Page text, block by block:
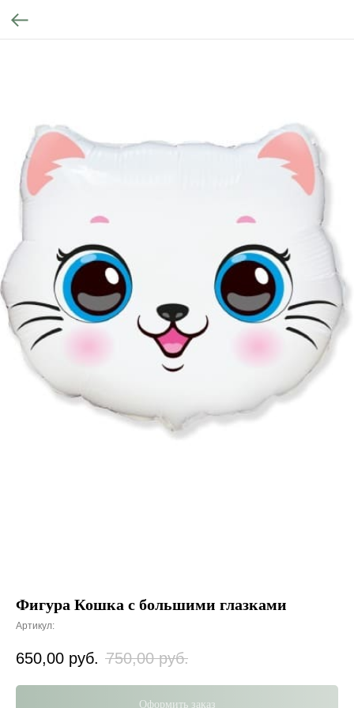
Фигура Кошка с большими глазками
Артикул:
650,00 руб. 750,00 руб.
Оформить заказ